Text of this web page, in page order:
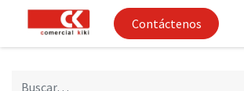
Contáctenos